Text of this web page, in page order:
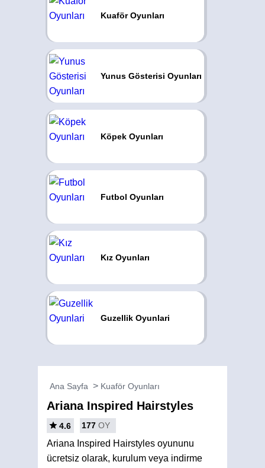
Kuaför Oyunları
Yunus Gösterisi Oyunları
Köpek Oyunları
Futbol Oyunları
Kız Oyunları
Guzellik Oyunlari
Ana Sayfa Kuaför Oyunları
Ariana Inspired Hairstyles
4.6 177 OY
Ariana Inspired Hairstyles oyununu
ücretsiz olarak, kurulum veya indirme